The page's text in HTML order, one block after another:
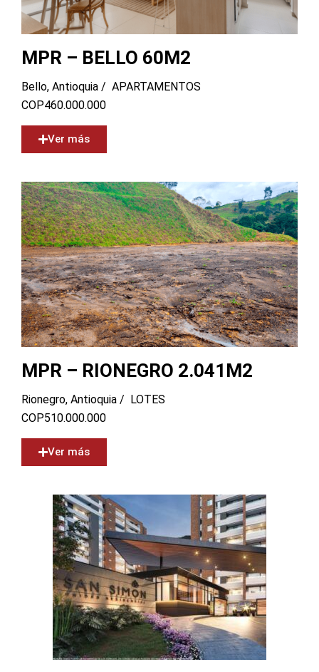
MPR – BELLO 60M2
Bello, Antioquia / APARTAMENTOS
COP460.000.000
Ver más
MPR – RIONEGRO 2.041M2
Rionegro, Antioquia / LOTES
COP510.000.000
Ver más